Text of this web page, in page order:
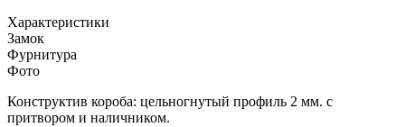
Характеристики
Замок
Фурнитура
Фото
Конструктив короба: цельногнутый профиль 2 мм. с
притвором и наличником.